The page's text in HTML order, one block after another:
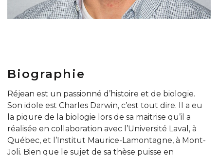
Biographie
Réjean est un passionné d’histoire et de biologie.
Son idole est Charles Darwin, c’est tout dire. Il a eu
la piqure de la biologie lors de sa maitrise qu’il a
réalisée en collaboration avec l’Université Laval, à
Québec, et l’Institut Maurice-Lamontagne, à Mont-
Joli. Bien que le sujet de sa thèse puisse en